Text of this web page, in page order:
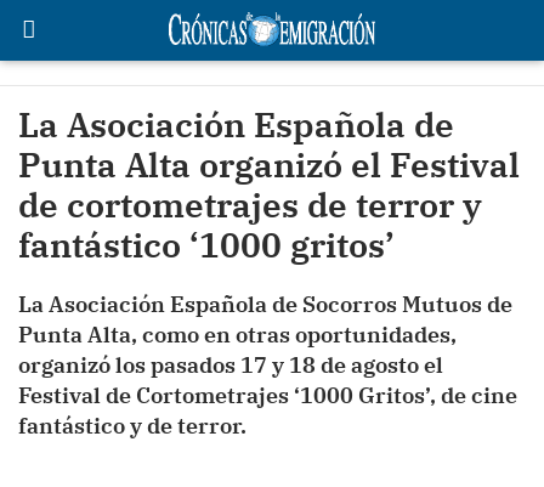
La Asociación Española de
Punta Alta organizó el Festival
de cortometrajes de terror y
fantástico ‘1000 gritos’
La Asociación Española de Socorros Mutuos de
Punta Alta, como en otras oportunidades,
organizó los pasados 17 y 18 de agosto el
Festival de Cortometrajes ‘1000 Gritos’, de cine
fantástico y de terror.